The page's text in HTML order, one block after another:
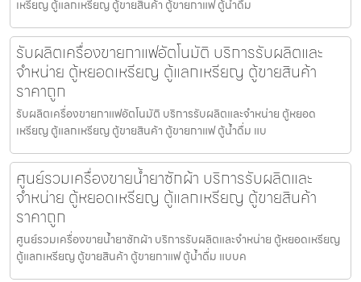
เหรียญ ตู้แลกเหรียญ ตู้ขายสินค้า ตู้ขายกาแฟ ตู้น้ำดื่ม
รับผลิตเครื่องขายกาแฟ​อัตโนมัติ บริการรับผลิตและ
จำหน่าย ตู้หยอดเหรียญ ตู้แลกเหรียญ ตู้ขายสินค้า
ราคาถูก
รับผลิตเครื่องขายกาแฟ​อัตโนมัติ บริการรับผลิตและจำหน่าย ตู้หยอด
เหรียญ ตู้แลกเหรียญ ตู้ขายสินค้า ตู้ขายกาแฟ ตู้น้ำดื่ม แบ
ศูนย์รวมเครื่องขายน้ำยาซักผ้า บริการรับผลิตและ
จำหน่าย ตู้หยอดเหรียญ ตู้แลกเหรียญ ตู้ขายสินค้า
ราคาถูก
ศูนย์รวมเครื่องขายน้ำยาซักผ้า บริการรับผลิตและจำหน่าย ตู้หยอดเหรียญ
ตู้แลกเหรียญ ตู้ขายสินค้า ตู้ขายกาแฟ ตู้น้ำดื่ม แบบค